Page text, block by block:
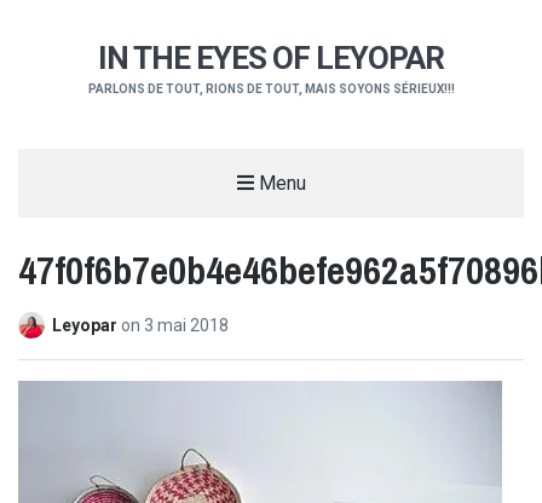
IN THE EYES OF LEYOPAR
PARLONS DE TOUT, RIONS DE TOUT, MAIS SOYONS SÉRIEUX!!!
Menu
Leyopar on 3 mai 2018